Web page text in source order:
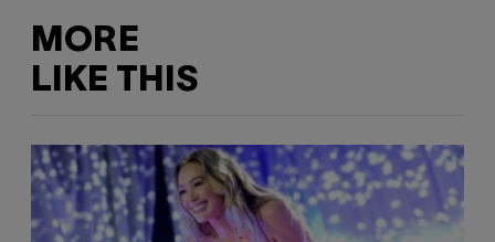
MORE
LIKE THIS